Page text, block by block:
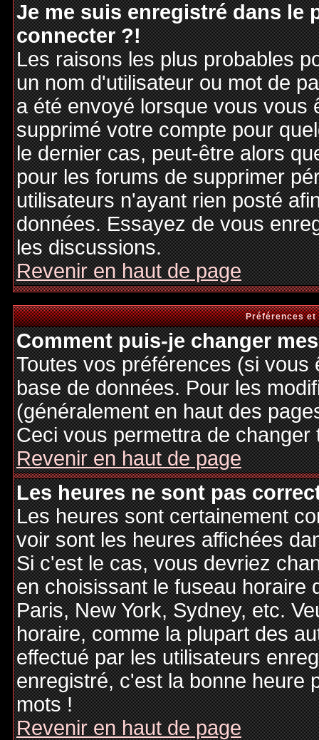
Je me suis enregistré dans le
connecter ?!
Les raisons les plus probables
un nom d'utilisateur ou mot de
a été envoyé lorsque vous vous
supprimé votre compte pour
le dernier cas, peut-être alors
pour les forums de supprimer
utilisateurs n'ayant rien posté
données. Essayez de vous
les discussions.
Revenir en haut de page
Préférences
Comment puis-je changer
Toutes vos préférences (si
base de données. Pour les
(généralement en haut des
Ceci vous permettra de
Revenir en haut de page
Les heures ne sont pas
Les heures sont certainement
voir sont les heures affichées
Si c'est le cas, vous devriez
en choisissant le fuseau horaire
Paris, New York, Sydney, etc.
horaire, comme la plupart des
effectué par les utilisateurs
enregistré, c'est la bonne heure
mots !
Revenir en haut de page